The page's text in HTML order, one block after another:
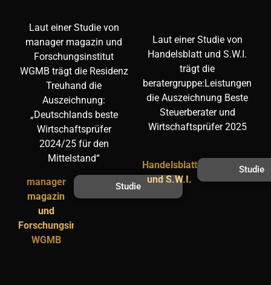
Laut einer Studie von
manager magazin und
Forschungsinstitut
WGMB trägt die Residenz
Treuhand die
Auszeichnung:
„Deutschlands beste
Wirtschaftsprüfer
2024/25 für den
Mittelstand“
manager
magazin
und
Forschungsinstitut
WGMB
Studie
Laut einer Studie von
Handelsblatt und S.W.I.
trägt die
beratergruppe:Leistungen
die Auszeichnung Beste
Steuerberater und
Wirtschaftsprüfer 2025
Handelsblatt
und S.W.I.
Studie